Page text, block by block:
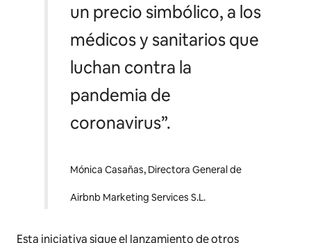
un precio simbólico, a los
médicos y sanitarios que
luchan contra la
pandemia de
coronavirus”.
Mónica Casañas, Directora General de
Airbnb Marketing Services S.L.
Esta iniciativa sigue el lanzamiento de otros